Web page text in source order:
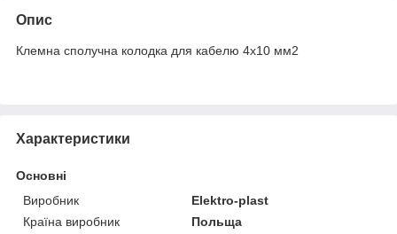
Опис
Клемна сполучна колодка для кабелю 4х10 мм2
Характеристики
Основні
Виробник
Elektro-plast
Країна виробник
Польща